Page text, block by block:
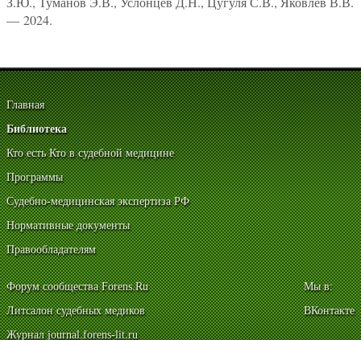
— 2024.
Главная
Библиотека
Кто есть Кто в судебной медицине
Программы
Судебно-медицинская экспертиза РФ
Нормативные документы
Правообладателям
Форум сообщества Forens.Ru
Литсалон судебных медиков
Журнал journal.forens-lit.ru
Мы в:
ВКонтакте